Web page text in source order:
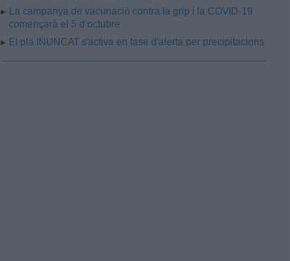
La campanya de vacunació contra la grip i la COVID-19
començarà el 5 d’octubre
El pla INUNCAT s'activa en fase d'alerta per precipitacions